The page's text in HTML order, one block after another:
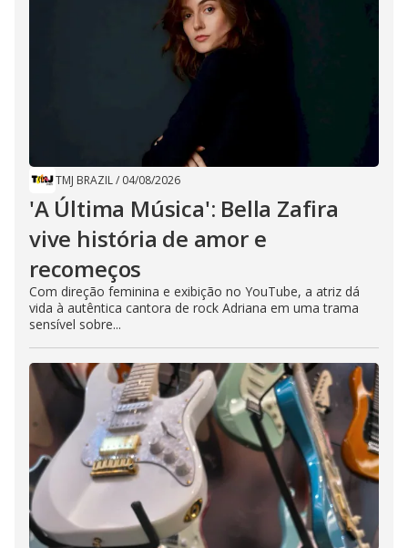
TMJ BRAZIL/ 04/08/2026
'A Última Música': Bella Zafira
vive história de amor e
recomeços
Com direção feminina e exibição no YouTube, a atriz dá
vida à autêntica cantora de rock Adriana em uma trama
sensível sobre...